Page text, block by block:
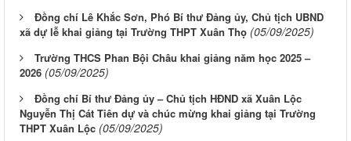
Đồng chí Lê Khắc Sơn, Phó Bí thư Đảng ủy, Chủ tịch UBND
xã dự lễ khai giảng tại Trường THPT Xuân Thọ (05/09/2025)
Trường THCS Phan Bội Châu khai giảng năm học 2025 –
2026 (05/09/2025)
Đồng chí Bí thư Đảng ủy – Chủ tịch HĐND xã Xuân Lộc
Nguyễn Thị Cát Tiên dự và chúc mừng khai giảng tại Trường
THPT Xuân Lộc (05/09/2025)